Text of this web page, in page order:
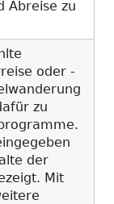
Abreise zu
oder -
zu
der
Mit